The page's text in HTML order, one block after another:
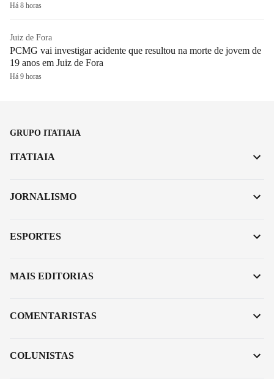
Há 8 horas
Juiz de Fora
PCMG vai investigar acidente que resultou na morte de jovem de
19 anos em Juiz de Fora
Há 9 horas
GRUPO ITATIAIA
ITATIAIA
JORNALISMO
ESPORTES
MAIS EDITORIAS
COMENTARISTAS
COLUNISTAS